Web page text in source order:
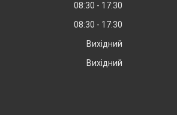
08:30
17:30
08:30
17:30
Вихідний
Вихідний